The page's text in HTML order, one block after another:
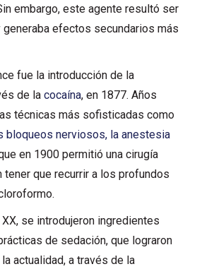
embargo, este agente resultó ser
efectos secundarios más
fue la introducción de la
de la cocaína, en 1877. Años
técnicas más sofisticadas como
bloqueos nerviosos, la anestesia
en 1900 permitió una cirugía
tener que recurrir a los profundos
se introdujeron ingredientes
de sedación, que lograron
actualidad, a través de la